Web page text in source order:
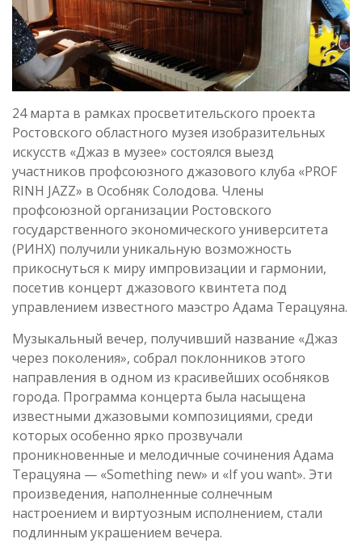
24 марта в рамках просветительского проекта
Ростовского областного музея изобразительных
искусств «Джаз в музее» состоялся выезд
участников профсоюзного джазового клуба «PROF
RINH JAZZ» в Особняк Солодова. Члены
профсоюзной организации Ростовского
государственного экономического университета
(РИНХ) получили уникальную возможность
прикоснуться к миру импровизации и гармонии,
посетив концерт джазового квинтета под
управлением известного маэстро Адама Терацуяна.
Музыкальный вечер, получивший название «Джаз
через поколения», собрал поклонников этого
направления в одном из красивейших особняков
города. Программа концерта была насыщена
известными джазовыми композициями, среди
которых особенно ярко прозвучали
проникновенные и мелодичные сочинения Адама
Терацуяна — «Something new» и «If you want». Эти
произведения, наполненные солнечным
настроением и виртуозным исполнением, стали
подлинным украшением вечера.